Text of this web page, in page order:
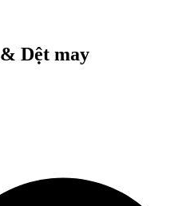
Dệt may